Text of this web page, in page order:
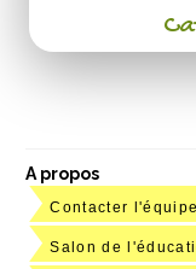
A propos
Contacter l'équipe
Salon de